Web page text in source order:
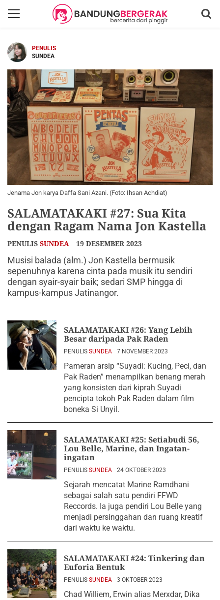
PENULIS
SUNDEA
Jenama Jon karya Daffa Sani Azani. (Foto: Ihsan Achdiat)
SALAMATAKAKI #27: Sua Kita
dengan Ragam Nama Jon Kastella
PENULIS SUNDEA 19 DESEMBER 2023
Musisi balada (alm.) Jon Kastella bermusik
sepenuhnya karena cinta pada musik itu sendiri
dengan syair-syair baik; sedari SMP hingga di
kampus-kampus Jatinangor.
SALAMATAKAKI #26: Yang Lebih
Besar daripada Pak Raden
PENULIS SUNDEA 7 NOVEMBER 2023
Pameran arsip “Suyadi: Kucing, Peci, dan
Pak Raden” menampilkan benang merah
yang konsisten dari kiprah Suyadi
pencipta tokoh Pak Raden dalam film
boneka Si Unyil.
SALAMATAKAKI #25: Setiabudi 56,
Lou Belle, Marine, dan Ingatan-
ingatan
PENULIS SUNDEA 24 OKTOBER 2023
Sejarah mencatat Marine Ramdhani
sebagai salah satu pendiri FFWD
Reccords. Ia juga pendiri Lou Belle yang
menjadi persinggahan dan ruang kreatif
dari waktu ke waktu.
SALAMATAKAKI #24: Tinkering dan
Euforia Bentuk
PENULIS SUNDEA 3 OKTOBER 2023
Chad Williem, Erwin alias Merxdar, Dika